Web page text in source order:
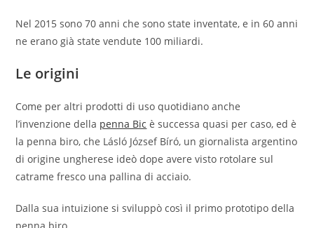
Nel 2015 sono 70 anni che sono state inventate, e in 60 anni
ne erano già state vendute 100 miliardi.
Le origini
Come per altri prodotti di uso quotidiano anche
l’invenzione della penna Bic è successa quasi per caso, ed è
la penna biro, che Lásló József Bíró, un giornalista argentino
di origine ungherese ideò dope avere visto rotolare sul
catrame fresco una pallina di acciaio.
Dalla sua intuizione si sviluppò così il primo prototipo della